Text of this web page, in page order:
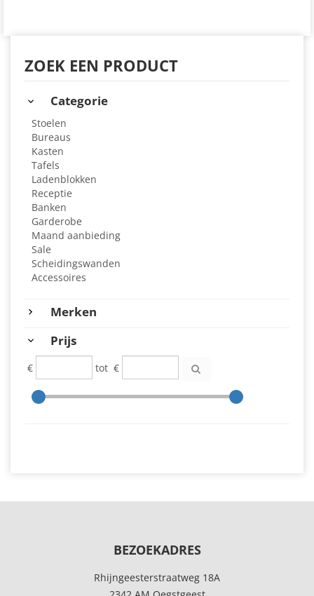
ZOEK EEN PRODUCT
Categorie
Stoelen
Bureaus
Kasten
Tafels
Ladenblokken
Receptie
Banken
Garderobe
Maand aanbieding
Sale
Scheidingswanden
Accessoires
Merken
Prijs
€ tot €
BEZOEKADRES
Rhijngeesterstraatweg 18A